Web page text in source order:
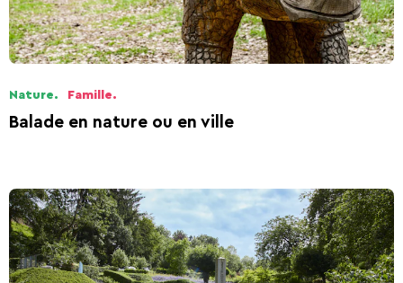
Nature. Famille.
Balade en nature ou en ville